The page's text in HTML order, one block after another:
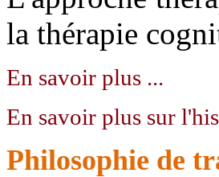
la thérapie
En savoir plus ...
En savoir plus sur
Philosophie de